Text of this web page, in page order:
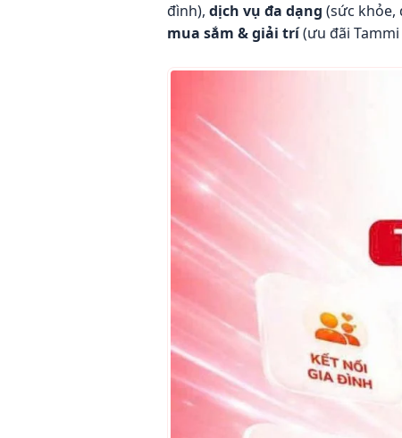
8. So sánh Tammi với ứng dụng
9. Triết lý Zero Trust Lifestyle
Gói cước 5G/4G nổi bật nên
Tammi tại Sao Nhập Ngũ
13.
đình), dịch vụ đa dạng (sức khỏe,
mua sắm & giải trí(ưu đãi Tammi